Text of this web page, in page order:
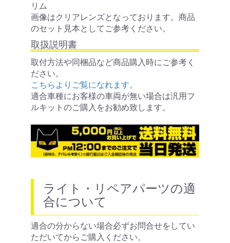
リム
画像はクリアレンズとなっております。商品
のセット見本としてご参考ください。
取扱説明書
取付方法や同梱品など商品購入時にご参考く
ださい。
こちらよりご覧になれます。
適合車種にお客様の車両が無い場合は汎用フ
ルキットのご購入をお勧め致します。
ライト・リペアパーツの適
合について
適合の分からない場合必ずお問合せをしてい
ただいてからご購入ください。